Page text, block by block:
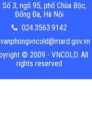
3, ngõ 95, phố Chùa Bộc,
Đống Đa, Hà Nội
024.3563.9142
© 2009 - VNCOLD. All
rights reserved